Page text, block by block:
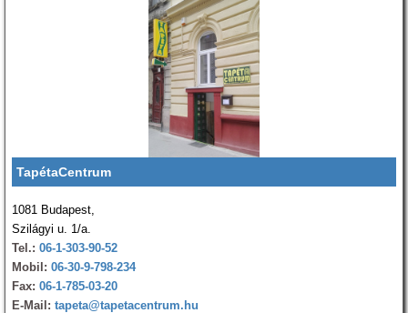
TapétaCentrum
1081 Budapest,
Szilágyi u. 1/a.
Tel.: 06-1-303-90-52
Mobil: 06-30-9-798-234
Fax: 06-1-785-03-20
E-Mail: tapeta@tapetacentrum.hu